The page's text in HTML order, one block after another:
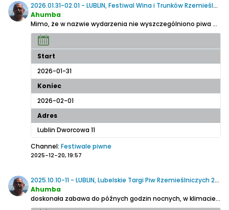
2026.01.31-02.01 - LUBLIN, Festiwal Wina i Trunków Rzemieślniczych
Ahumba
Mimo, że w nazwie wydarzenia nie wyszczególniono piwa organizatorzy zapowiadają: Przedstawimy wybór piw rzemieślniczych, od klasycznych stylów po nowatorskie eksperymenty smakowe
Start
2026-01-31
Koniec
2026-02-01
Adres
Lublin Dworcowa 11
Channel: Festiwale piwne
2025-12-20, 19:57
2025.10.10-11 - LUBLIN, Lubelskie Targi Piw Rzemieślniczych 2025 - 9 edycja
Ahumba
doskonała zabawa do późnych godzin nocnych, w klimacie dobrego piwa, świetnej muzyki i niezapomnianej atmosfery. Największy pub w mieście – tylko raz w roku!